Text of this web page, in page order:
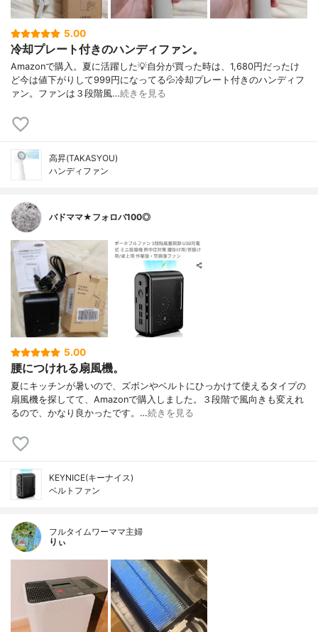
5.00
冷却プレート付きのハンディファン。
Amazonで購入。夏に活躍した💡自分が買った時は、1,680円だったけ
ど今は値下がりして999円になってる💦冷却プレート付きのハンディフ
ァン。ファンは３段階風…続きを見る
高昇(TAKASYOU)
ハンディファン
バドママ★フォロバ100◎
5.00
腰につけれる扇風機。
夏にキッチンが暑いので、ズボンやベルトにひっかけて使えるタイプの
扇風機を探してて、Amazonで購入しました。３段階で風向きも変えれ
るので、かなり良かったです。…続きを見る
KEYNICE(キーナイス)
ベルトファン
フルタイムワーママ主婦
りぃ